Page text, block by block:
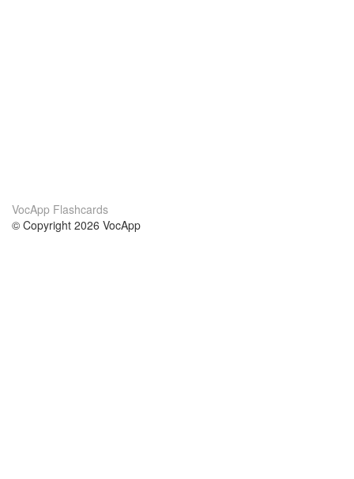
VocApp Flashcards
© Copyright 2026 VocApp